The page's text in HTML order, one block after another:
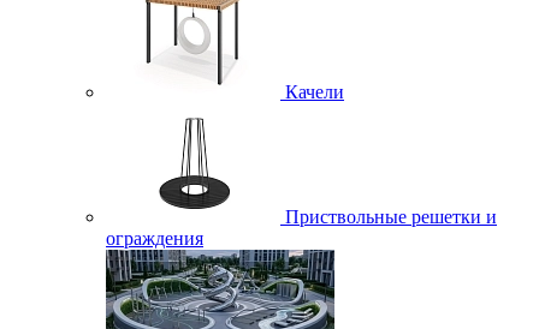
Качели
Приствольные решетки и
ограждения